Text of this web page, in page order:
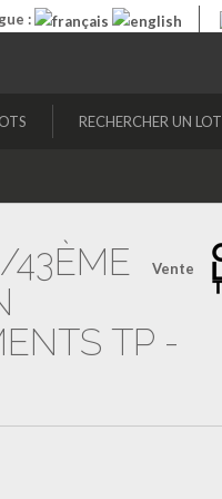
:
RECHERCHER UN LOT
Vente
43ÈME
TP -